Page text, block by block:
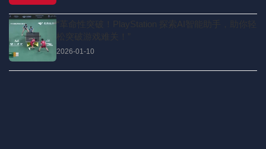
“革命性突破！PlayStation 探索AI智能助手，助你轻
松突破游戏难关！”
2026-01-10